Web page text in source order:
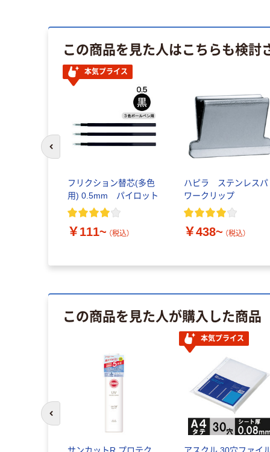
この商品を見た人はこちらも検討
本気プライス
フリクション替芯(多色
用) 0.5mm パイロット
￥111~ （税込）
ハピラ ステンレスパ
ワークリップ
￥438~ （税込）
この商品を見た人が購入した商品
サンカットR プロテク
本気プライス
アスクル 30穴ファイ